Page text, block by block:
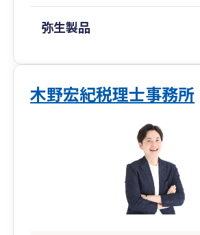
弥生製品
木野宏紀税理士事務所